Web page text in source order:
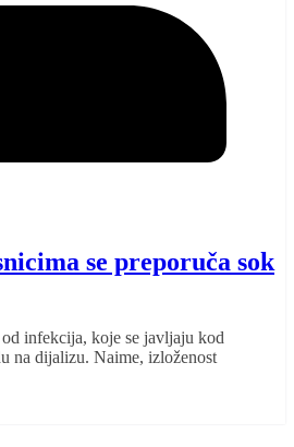
se preporuča sok
infekcija, koje se javljaju kod
na dijalizu. Naime, izloženost